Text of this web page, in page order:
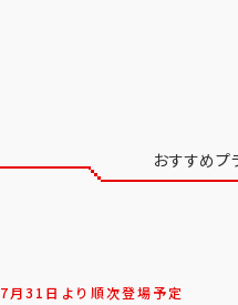
おすすめプ
7月31日より順次登場予定